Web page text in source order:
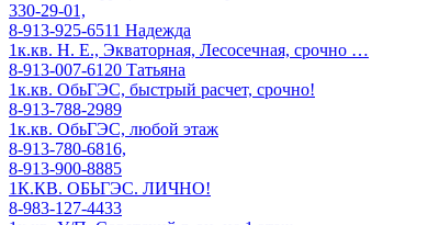
330-29-01,
8-913-925-6511 Надежда
1к.кв. Н. Е., Экваторная, Лесосечная, срочно …
8-913-007-6120 Татьяна
1к.кв. ОбьГЭС, быстрый расчет, срочно!
8-913-788-2989
1к.кв. ОбьГЭС, любой этаж
8-913-780-6816,
8-913-900-8885
1К.КВ. ОБЬГЭС. ЛИЧНО!
8-983-127-4433